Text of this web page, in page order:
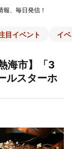
報、毎日発信！
目イベント イ
海市】「3
ルスターホ